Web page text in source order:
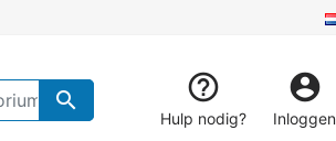
 
Hulp nodig?

Inloggen